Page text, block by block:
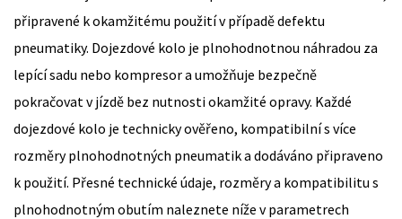
připravené k okamžitému použití v případě defektu
pneumatiky. Dojezdové kolo je plnohodnotnou náhradou za
lepící sadu nebo kompresor a umožňuje bezpečně
pokračovat v jízdě bez nutnosti okamžité opravy. Každé
dojezdové kolo je technicky ověřeno, kompatibilní s více
rozměry plnohodnotných pneumatik a dodáváno připraveno
k použití. Přesné technické údaje, rozměry a kompatibilitu s
plnohodnotným obutím naleznete níže v parametrech